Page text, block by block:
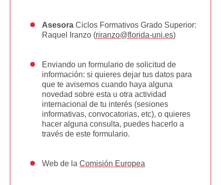
Asesora Ciclos Formativos Grado Superior:
Raquel Iranzo (riranzo@florida-uni.es)
Enviando un formulario de solicitud de
información: si quieres dejar tus datos para
que te avisemos cuando haya alguna
novedad sobre esta u otra actividad
internacional de tu interés (sesiones
informativas, convocatorias, etc), o quieres
hacer alguna consulta, puedes hacerlo a
través de este formulario.
Web de la Comisión Europea